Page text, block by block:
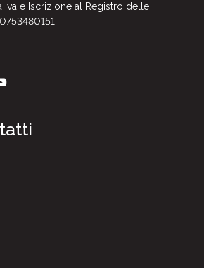
Iva e Iscrizione al Registro delle